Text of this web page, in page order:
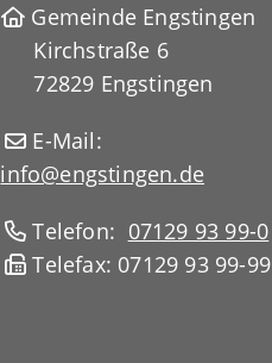
Gemeinde Engstingen
Kirchstraße 6
72829 Engstingen
E-Mail:
info@engstingen.de
Telefon: 07129 93 99-0
Telefax: 07129 93 99-99